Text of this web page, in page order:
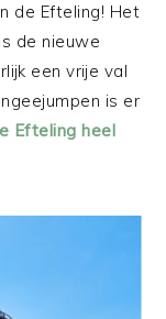
de Efteling! Het
de nieuwe
een vrije val
is er
Efteling heel